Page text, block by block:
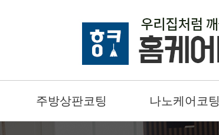
주방상판코팅 나노케어코팅